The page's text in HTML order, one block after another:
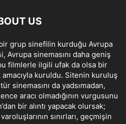
US
grup sinefilin kurduğu Avrupa
Avrupa sinemasını daha geniş
filmlerle ilgili ufak da olsa bir
amacıyla kuruldu. Sitenin kuruluş
sinemasını da yadsımadan,
aracı olmadığının vurgusunu
bir alıntı yapacak olursak;
sınırları, geçmişin